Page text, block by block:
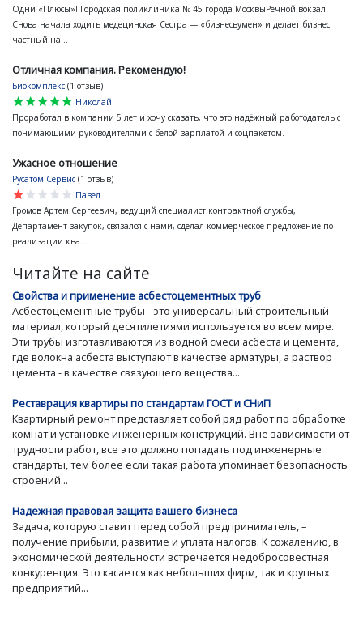
Одни «Плюсы»! Городская поликлиника № 45 города МосквыРечной вокзал:
Снова начала ходить медецинская Сестра — «бизнесвумен» и делает бизнес
частный на...
Отличная компания. Рекомендую!
Биокомплекс (1 отзыв)
star
star
star
star
star
Николай
Проработал в компании 5 лет и хочу сказать, что это надёжный работодатель с
понимающими руководителями с белой зарплатой и соцпакетом.
Ужасное отношение
Русатом Сервис (1 отзыв)
star
star
star
star
star
Павел
Громов Артем Сергеевич, ведущий специалист контрактной службы,
Департамент закупок, связался с нами, сделал коммерческое предложение по
реализации ква...
Читайте на сайте
Свойства и применение асбестоцементных труб
Асбестоцементные трубы - это универсальный строительный
материал, который десятилетиями используется во всем мире.
Эти трубы изготавливаются из водной смеси асбеста и цемента,
где волокна асбеста выступают в качестве арматуры, а раствор
цемента - в качестве связующего вещества...
Реставрация квартиры по стандартам ГОСТ и СНиП
Квартирный ремонт представляет собой ряд работ по обработке
комнат и установке инженерных конструкций. Вне зависимости от
трудности работ, все это должно попадать под инженерные
стандарты, тем более если такая работа упоминает безопасность
строений...
Надежная правовая защита вашего бизнеса
Задача, которую ставит перед собой предприниматель, –
получение прибыли, развитие и уплата налогов. К сожалению, в
экономической деятельности встречается недобросовестная
конкуренция. Это касается как небольших фирм, так и крупных
предприятий...